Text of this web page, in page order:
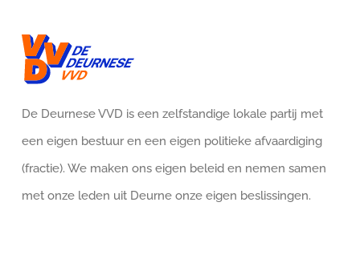
De Deurnese VVD is een zelfstandige lokale partij met
een eigen bestuur en een eigen politieke afvaardiging
(fractie). We maken ons eigen beleid en nemen samen
met onze leden uit Deurne onze eigen beslissingen.